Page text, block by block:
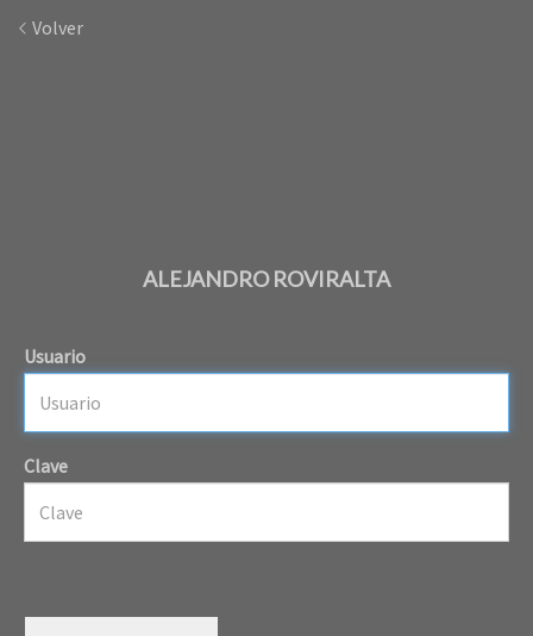
Volver
ALEJANDRO ROVIRALTA
Usuario
Clave